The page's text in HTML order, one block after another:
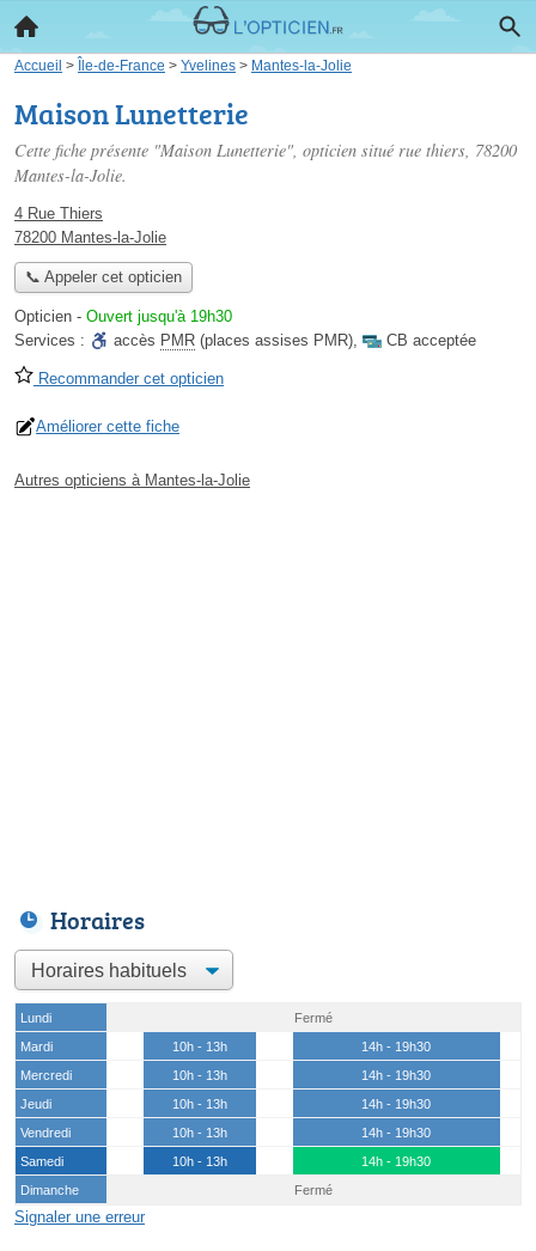
Accueil > Île-de-France > Yvelines > Mantes-la-Jolie
Maison Lunetterie
Cette fiche présente "Maison Lunetterie", opticien situé rue thiers, 78200
Mantes-la-Jolie.
4 Rue Thiers
78200 Mantes-la-Jolie
📞 Appeler cet opticien
Opticien - Ouvert jusqu'à 19h30
Services :
accès PMR (places assises PMR), CB acceptée
Recommander cet opticien
Améliorer cette fiche
Autres opticiens à Mantes-la-Jolie
Horaires
Lundi
Fermé
Mardi
10h - 13h
14h - 19h30
Mercredi
10h - 13h
14h - 19h30
Jeudi
10h - 13h
14h - 19h30
Vendredi
10h - 13h
14h - 19h30
Samedi
10h - 13h
14h - 19h30
Dimanche
Fermé
Signaler une erreur